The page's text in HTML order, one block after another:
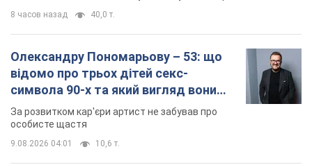
8 часов назад 40,0 т.
Олександру Пономарьову – 53: що
відомо про трьох дітей секс-
символа 90-х та який вигляд вони
мають
За розвитком кар'єри артист не забував про
особисте щастя
9.08.2026 04:01 10,6 т.